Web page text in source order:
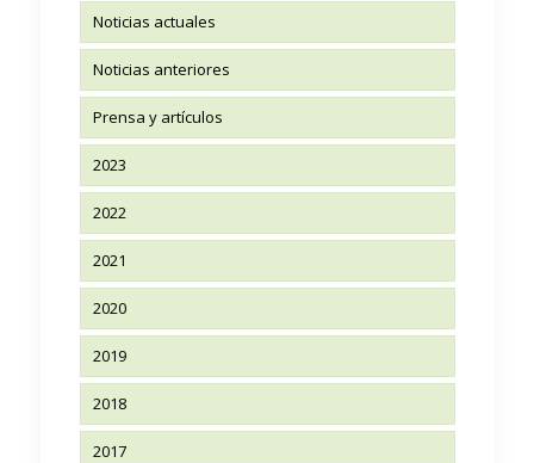
Noticias actuales
Noticias anteriores
Prensa y artículos
2023
2022
2021
2020
2019
2018
2017